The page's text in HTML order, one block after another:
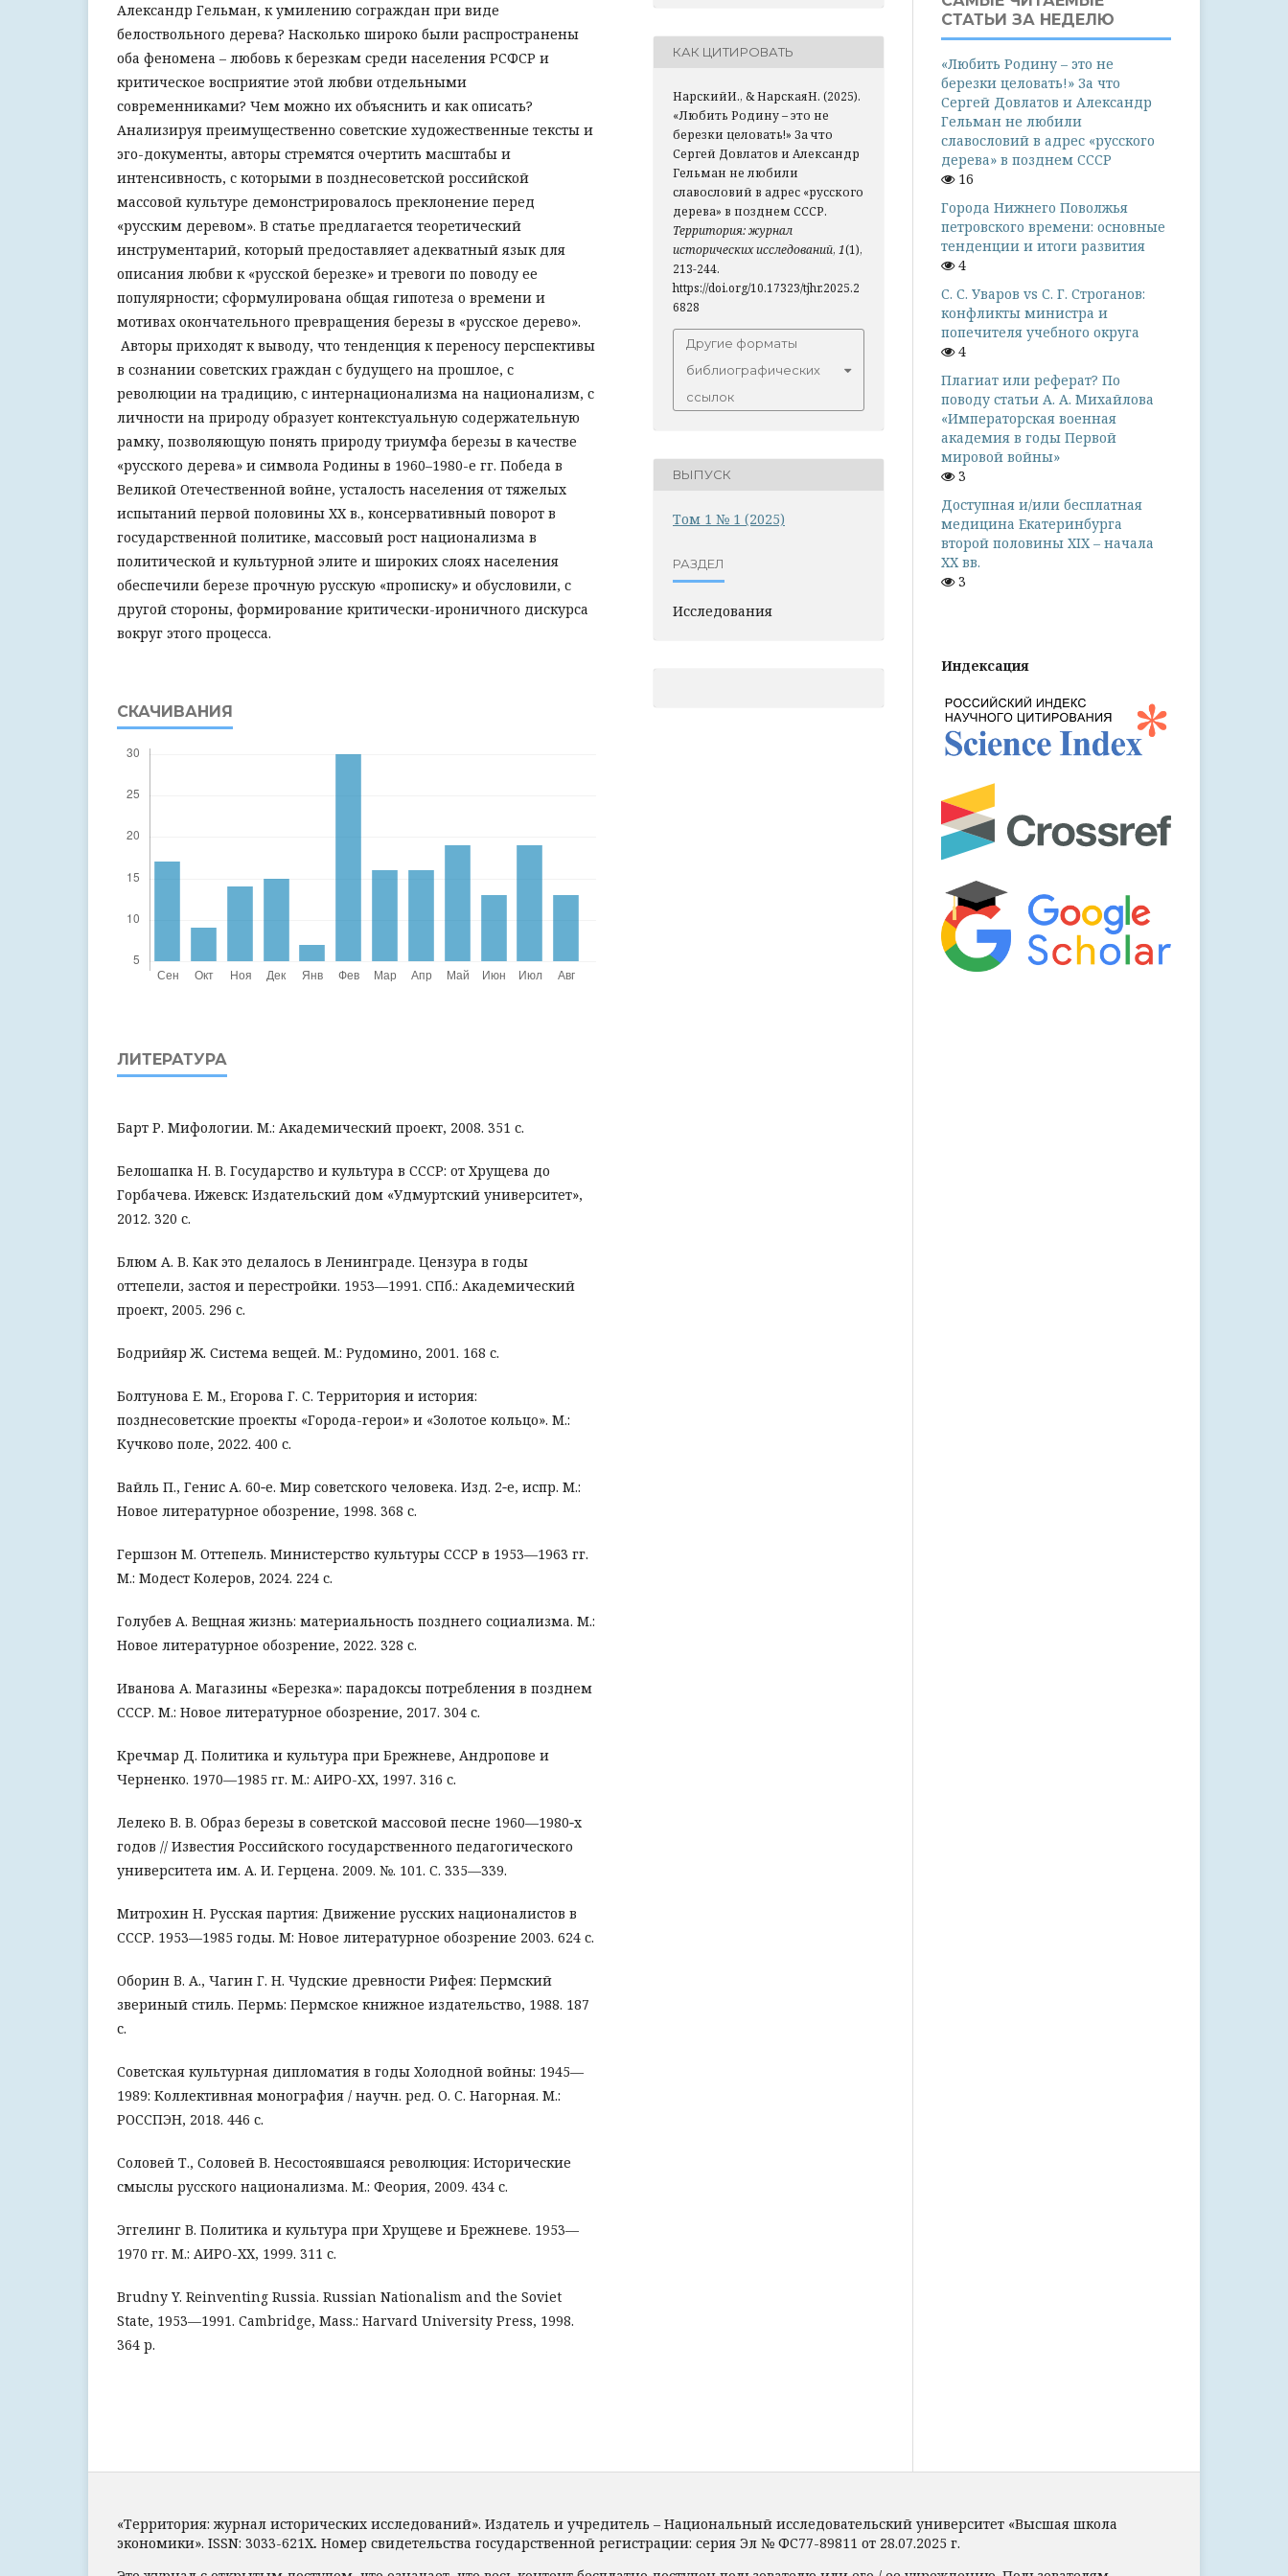
Александр Гельман, к умилению сограждан при виде
белоствольного дерева? Насколько широко были распространены
оба феномена – любовь к березкам среди населения РСФСР и
критическое восприятие этой любви отдельными
современниками? Чем можно их объяснить и как описать?
Анализируя преимущественно советские художественные тексты и
эго-документы, авторы стремятся очертить масштабы и
интенсивность, с которыми в позднесоветской российской
массовой культуре демонстрировалось преклонение перед
«русским деревом». В статье предлагается теоретический
инструментарий, который предоставляет адекватный язык для
описания любви к «русской березке» и тревоги по поводу ее
популярности; сформулирована общая гипотеза о времени и
мотивах окончательного превращения березы в «русское дерево».
Авторы приходят к выводу, что тенденция к переносу перспективы
в сознании советских граждан с будущего на прошлое, с
революции на традицию, с интернационализма на национализм, с
личности на природу образует контекстуальную содержательную
рамку, позволяющую понять природу триумфа березы в качестве
«русского дерева» и символа Родины в 1960–1980-е гг. Победа в
Великой Отечественной войне, усталость населения от тяжелых
испытаний первой половины ХХ в., консервативный поворот в
государственной политике, массовый рост национализма в
политической и культурной элите и широких слоях населения
обеспечили березе прочную русскую «прописку» и обусловили, с
другой стороны, формирование критически-ироничного дискурса
вокруг этого процесса.
СКАЧИВАНИЯ
ЛИТЕРАТУРА
Барт Р. Мифологии. М.: Академический проект, 2008. 351 с.
Белошапка Н. В. Государство и культура в СССР: от Хрущева до
Горбачева. Ижевск: Издательский дом «Удмуртский университет»,
2012. 320 с.
Блюм А. В. Как это делалось в Ленинграде. Цензура в годы
оттепели, застоя и перестройки. 1953—1991. СПб.: Академический
проект, 2005. 296 с.
Бодрийяр Ж. Система вещей. М.: Рудомино, 2001. 168 с.
Болтунова Е. М., Егорова Г. С. Территория и история:
позднесоветские проекты «Города-герои» и «Золотое кольцо». М.:
Кучково поле, 2022. 400 с.
Вайль П., Генис А. 60‑е. Мир советского человека. Изд. 2‑е, испр. М.:
Новое литературное обозрение, 1998. 368 с.
Гершзон М. Оттепель. Министерство культуры СССР в 1953—1963 гг.
М.: Модест Колеров, 2024. 224 с.
Голубев А. Вещная жизнь: материальность позднего социализма. М.:
Новое литературное обозрение, 2022. 328 с.
Иванова А. Магазины «Березка»: парадоксы потребления в позднем
СССР. М.: Новое литературное обозрение, 2017. 304 с.
Кречмар Д. Политика и культура при Брежневе, Андропове и
Черненко. 1970—1985 гг. М.: АИРО-XX, 1997. 316 с.
Лелеко В. В. Образ березы в советской массовой песне 1960—1980‑х
годов // Известия Российского государственного педагогического
университета им. А. И. Герцена. 2009. №. 101. С. 335—339.
Митрохин Н. Русская партия: Движение русских националистов в
СССР. 1953—1985 годы. М: Новое литературное обозрение 2003. 624 с.
Оборин В. А., Чагин Г. Н. Чудские древности Рифея: Пермский
звериный стиль. Пермь: Пермское книжное издательство, 1988. 187
с.
Советская культурная дипломатия в годы Холодной войны: 1945—
1989: Коллективная монография / научн. ред. О. С. Нагорная. М.:
РОССПЭН, 2018. 446 с.
Соловей Т., Соловей В. Несостоявшаяся революция: Исторические
смыслы русского национализма. М.: Феория, 2009. 434 с.
Эггелинг В. Политика и культура при Хрущеве и Брежневе. 1953—
1970 гг. М.: АИРО-XX, 1999. 311 с.
Brudny Y. Reinventing Russia. Russian Nationalism and the Soviet
State, 1953—1991. Cambridge, Mass.: Harvard University Press, 1998.
364 p.
КАК ЦИТИРОВАТЬ
НарскийИ., & НарскаяН. (2025).
«Любить Родину – это не
березки целовать!» За что
Сергей Довлатов и Александр
Гельман не любили
славословий в адрес «русского
дерева» в позднем СССР.
Территория: журнал
исторических исследований, 1(1),
213-244.
https://doi.org/10.17323/tjhr.2025.2
6828
Другие форматы
библиографических
ссылок
ВЫПУСК
Том 1 № 1 (2025)
РАЗДЕЛ
Исследования
СТАТЬИ ЗА НЕДЕЛЮ
«Любить Родину – это не
березки целовать!» За что
Сергей Довлатов и Александр
Гельман не любили
славословий в адрес «русского
дерева» в позднем СССР
16
Города Нижнего Поволжья
петровского времени: основные
тенденции и итоги развития
4
С. С. Уваров vs С. Г. Строганов:
конфликты министра и
попечителя учебного округа
4
Плагиат или реферат? По
поводу статьи А. А. Михайлова
«Императорская военная
академия в годы Первой
мировой войны»
3
Доступная и/или бесплатная
медицина Екатеринбурга
второй половины XIX – начала
ХХ вв.
3
Индексация
«Территория: журнал исторических исследований». Издатель и учредитель – Национальный исследовательский университет «Высшая школа
экономики». ISSN: 3033-621X. Номер свидетельства государственной регистрации: серия Эл № ФС77-89811 от 28.07.2025 г.